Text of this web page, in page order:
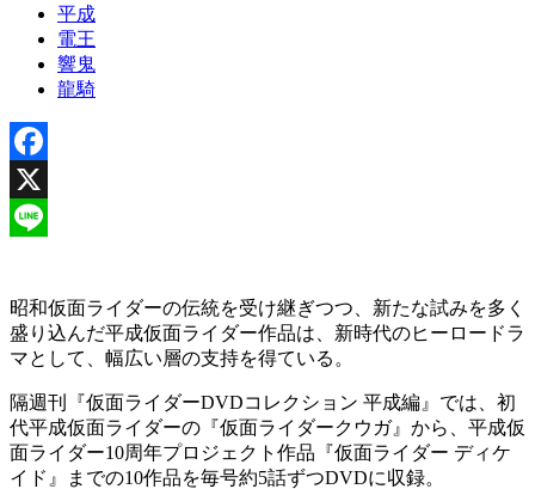
平成
電王
響鬼
龍騎
Facebook
X
昭和仮面ライダーの伝統を受け継ぎつつ、新たな試みを多く
盛り込んだ平成仮面ライダー作品は、新時代のヒーロードラ
マとして、幅広い層の支持を得ている。
隔週刊『仮面ライダーDVDコレクション 平成編』では、初
代平成仮面ライダーの『仮面ライダークウガ』から、平成仮
面ライダー10周年プロジェクト作品『仮面ライダー ディケ
イド』までの10作品を毎号約5話ずつDVDに収録。